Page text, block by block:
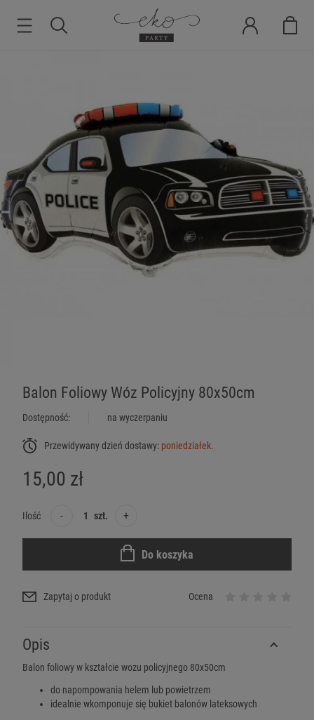
Balon Foliowy Wóz Policyjny 80x50cm
Dostępność: na wyczerpaniu
Przewidywany dzień dostawy: poniedziałek.
15,00 zł
Ilość - szt. +
Do koszyka
Zapytaj o produkt Ocena
Opis
Balon foliowy w kształcie wozu policyjnego 80x50cm
do napompowania helem lub powietrzem
idealnie wkomponuje się bukiet balonów lateksowych